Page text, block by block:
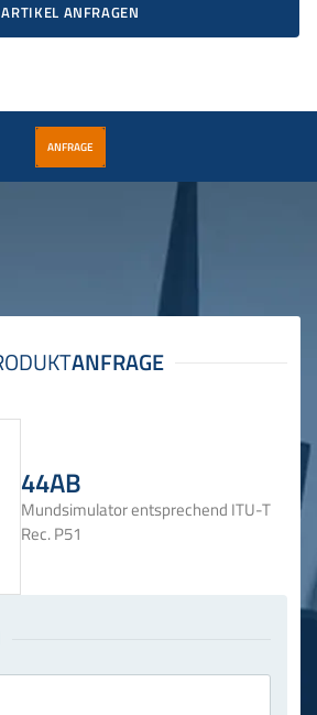
ARTIKEL ANFRAGEN
ANFRAGE
44AB
Mundsimulator entsprechend ITU-T
Rec. P51